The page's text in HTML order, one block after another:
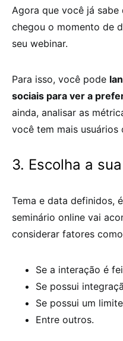
Agora que você já
chegou o momento de
seu webinar.
Para isso, você pode
sociais para ver a
ainda, analisar as
você tem mais usuários
3. Escolha a
Tema e data definidos,
seminário online vai
considerar fatores
Se a interação é
Se possui
Se possui um
Entre outros.